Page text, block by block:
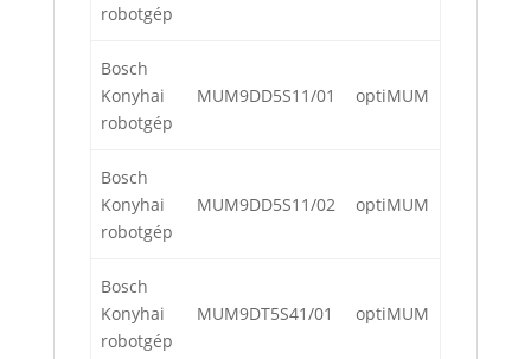
robotgép
Bosch
Konyhai
robotgép
MUM9DD5S11/01 optiMUM
Bosch
Konyhai
robotgép
MUM9DD5S11/02 optiMUM
Bosch
Konyhai
robotgép
MUM9DT5S41/01 optiMUM